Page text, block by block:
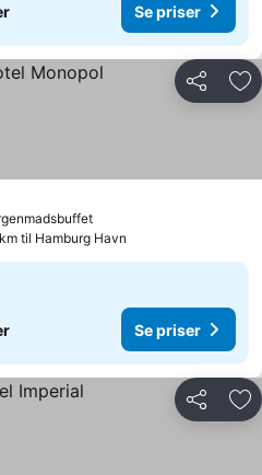
Se priser
Del
til Hamburg Havn
Se priser
Del